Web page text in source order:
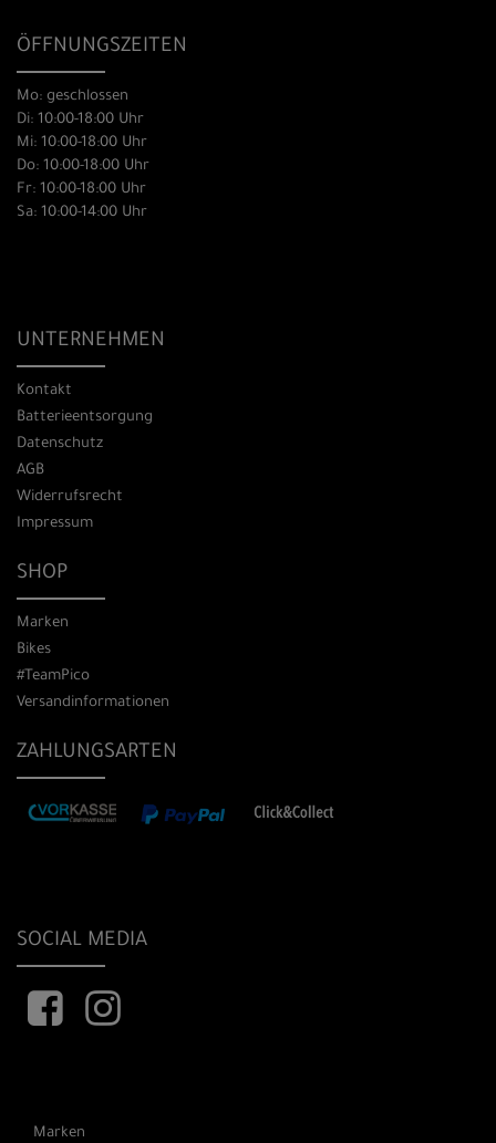
ÖFFNUNGSZEITEN
Mo: geschlossen
Di: 10:00-18:00 Uhr
Mi: 10:00-18:00 Uhr
Do: 10:00-18:00 Uhr
Fr: 10:00-18:00 Uhr
Sa: 10:00-14:00 Uhr
UNTERNEHMEN
Kontakt
Batterieentsorgung
Datenschutz
AGB
Widerrufsrecht
Impressum
SHOP
Marken
Bikes
#TeamPico
Versandinformationen
ZAHLUNGSARTEN
SOCIAL MEDIA
Marken